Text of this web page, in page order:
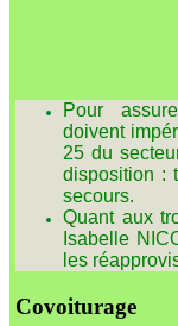
Pour
doivent
25 du
disposition :
secours.
Quant aux
Isabelle
les
Covoiturage